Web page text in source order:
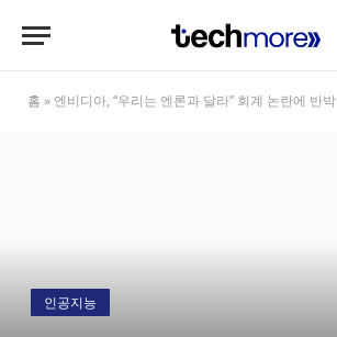
홈 » 엔비디아, “우리는 엔론과 달라” 회계 논란에 반박
인공지능